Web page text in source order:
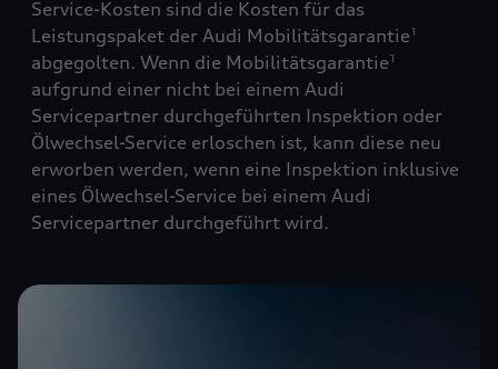
Service-Kosten sind die Kosten für das
Leistungspaket der Audi Mobilitätsgarantie1
abgegolten. Wenn die Mobilitätsgarantie1
aufgrund einer nicht bei einem Audi
Servicepartner durchgeführten Inspektion oder
Ölwechsel-Service erloschen ist, kann diese neu
erworben werden, wenn eine Inspektion inklusive
eines Ölwechsel-Service bei einem Audi
Servicepartner durchgeführt wird.